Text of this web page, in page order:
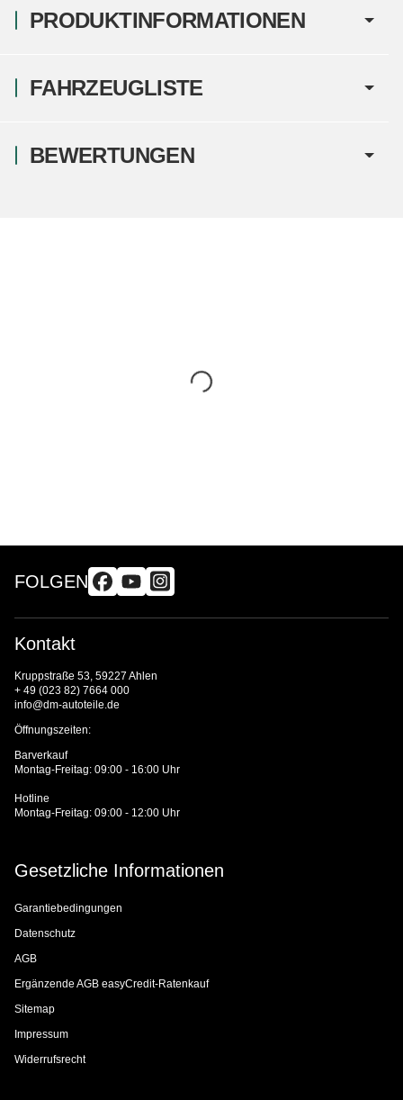
PRODUKTINFORMATIONEN
FAHRZEUGLISTE
BEWERTUNGEN
FOLGEN
Kontakt
Kruppstraße 53, 59227 Ahlen
+ 49 (023 82) 7664 000
info@dm-autoteile.de
Öffnungszeiten:
Barverkauf
Montag-Freitag: 09:00 - 16:00 Uhr
Hotline
Montag-Freitag: 09:00 - 12:00 Uhr
Gesetzliche Informationen
Garantiebedingungen
Datenschutz
AGB
Ergänzende AGB easyCredit-Ratenkauf
Sitemap
Impressum
Widerrufsrecht